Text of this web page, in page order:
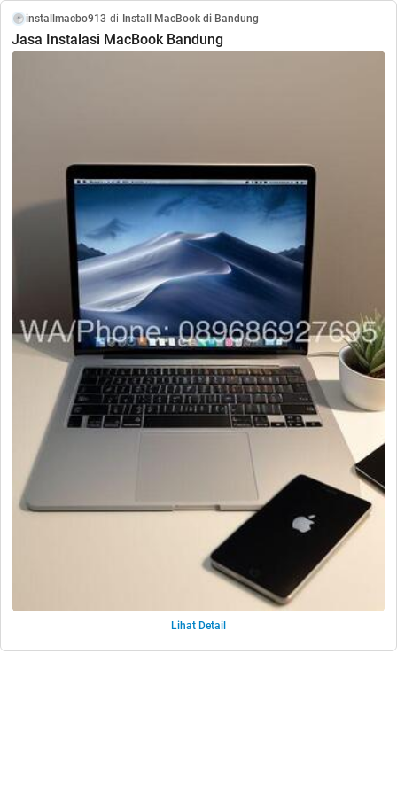
installmacbo913 di Install MacBook di Bandung
Jasa Instalasi MacBook Bandung
Lihat Detail